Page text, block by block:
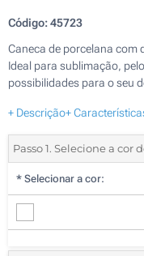
Código:45723
Caneca de porcelana com
Ideal para sublimação,
possibilidades para o seu
+ Descrição+
Passo 1. Selecione a cor
* Selecionar a cor: